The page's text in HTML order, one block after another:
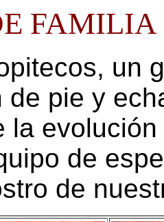
FAMILIA
un
de pie y
la
de
de